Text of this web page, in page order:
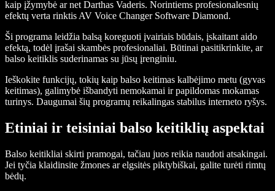
kaip įžymybė ar net Darthas Vaderis. Norintiems profesionalesnių
efektų verta rinktis AV Voice Changer Software Diamond.
Ši programa leidžia balsą koreguoti įvairiais būdais, įskaitant aido
efektą, todėl įrašai skambės profesionaliai. Būtinai pasitikrinkite, ar
balso keitiklis suderinamas su jūsų įrenginiu.
Ieškokite funkcijų, tokių kaip balso keitimas kalbėjimo metu (gyvas
keitimas), galimybė išbandyti nemokamai ir papildomas mokamas
turinys. Daugumai šių programų reikalingas stabilus interneto ryšys.
Etiniai ir teisiniai balso keitiklių aspektai
Balso keitikliai skirti pramogai, tačiau juos reikia naudoti atsakingai.
Jei tyčia klaidinsite žmones ar elgsitės piktybiškai, galite turėti rimtų
bėdų.